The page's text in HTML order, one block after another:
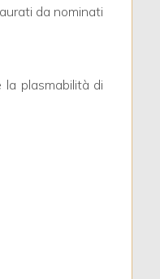
da nominati
plasmabilità di